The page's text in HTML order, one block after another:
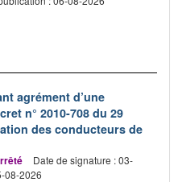
agrément d’une
n° 2010-708 du 29
des conducteurs de
Date de signature : 03-
08-2026